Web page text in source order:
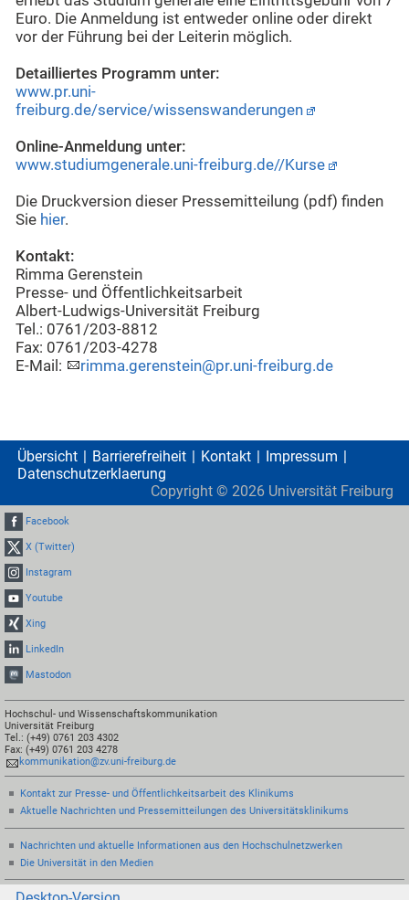
Euro. Die Anmeldung ist entweder online oder direkt
vor der Führung bei der Leiterin möglich.
Detailliertes Programm unter:
www.pr.uni-
freiburg.de/service/wissenswanderungen
Online-Anmeldung unter:
www.studiumgenerale.uni-freiburg.de//Kurse
Die Druckversion dieser Pressemitteilung (pdf) finden
Sie hier.
Kontakt:
Rimma Gerenstein
Presse- und Öffentlichkeitsarbeit
Albert-Ludwigs-Universität Freiburg
Tel.: 0761/203-8812
Fax: 0761/203-4278
E-Mail:
rimma.gerenstein@pr.uni-freiburg.de
Übersicht Barrierefreiheit Kontakt
Impressum
Datenschutzerklaerung
Copyright © 2026 Universität Freiburg
Facebook
X (Twitter)
Instagram
Youtube
Xing
LinkedIn
Mastodon
Hochschul- und Wissenschaftskommunikation
Universität Freiburg
Tel.: (+49) 0761 203 4302
Fax: (+49) 0761 203 4278
kommunikation@zv.uni-freiburg.de
Kontakt zur Presse- und Öffentlichkeitsarbeit des Klinikums
Aktuelle Nachrichten und Pressemitteilungen des Universitätsklinikums
Nachrichten und aktuelle Informationen aus den Hochschulnetzwerken
Die Universität in den Medien